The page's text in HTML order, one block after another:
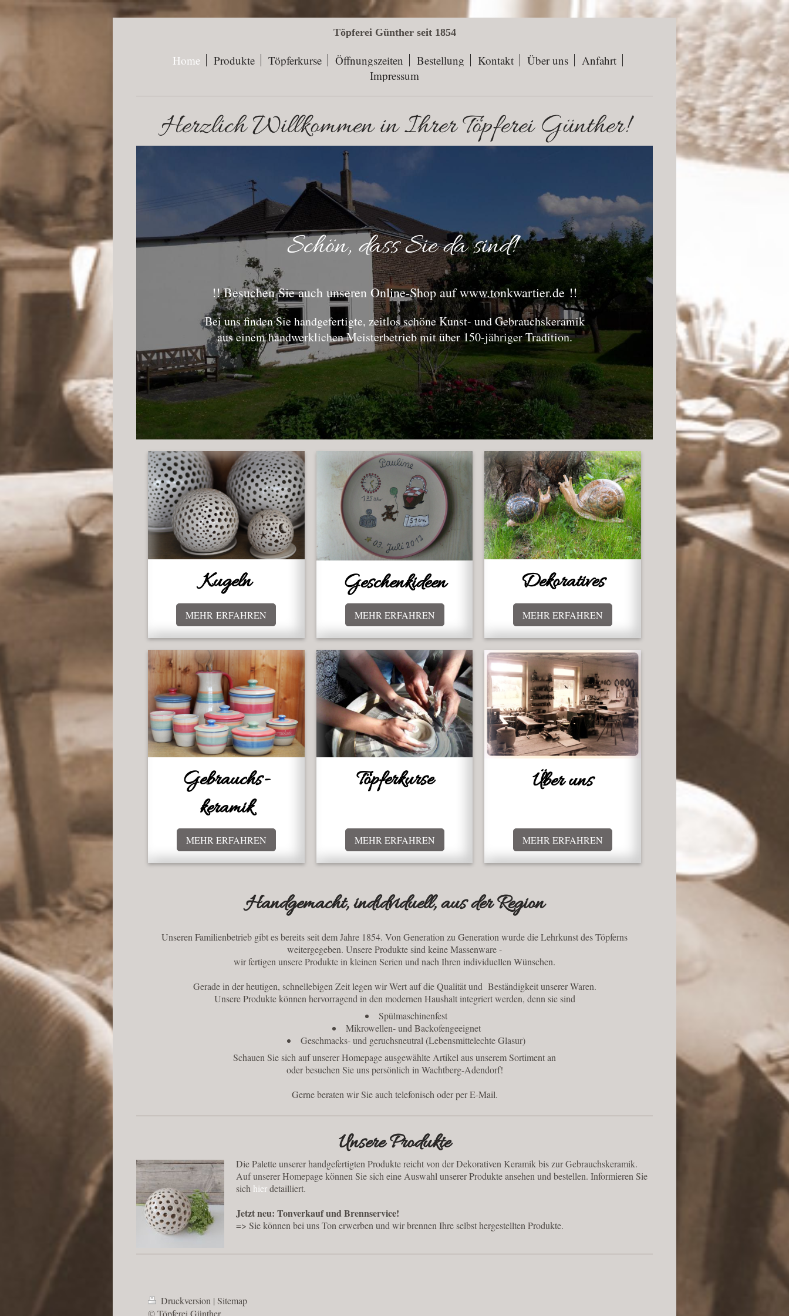
Töpferei Günther seit 1854
Home Produkte Töpferkurse Öffnungszeiten Bestellung Kontakt Über uns
Anfahrt
Impressum
Herzlich Willkommen in Ihrer Töpferei Günther!
Schön, dass Sie da sind!
!! Besuchen Sie auch unseren Online-Shop aufwww.tonkwartier.de !!
Bei uns finden Sie handgefertigte, zeitlos schöne Kunst- und Gebrauchskeramik
aus einem handwerklichen Meisterbetrieb mit über 150-jähriger Tradition.
Kugeln
MEHR ERFAHREN
Geschenkideen
MEHR ERFAHREN
Dekoratives
MEHR ERFAHREN
Gebrauchs-
keramik
MEHR ERFAHREN
Töpferkurse
MEHR ERFAHREN
Über uns
MEHR ERFAHREN
Handgemacht, indidviduell, aus der Region
Unseren Familienbetrieb gibt es bereits seit dem Jahre 1854. Von Generation zu Generation wurde die Lehrkunst des Töpferns
weitergegeben. Unsere Produkte sind keine Massenware -
wir fertigen unsere Produkte in kleinen Serien und nach Ihren individuellen Wünschen.
Gerade in der heutigen, schnellebigen Zeit legen wir Wert auf die Qualität und Beständigkeit unserer Waren .
Unsere Produkte können hervorragend in den modernen Haushalt integriert werden, denn sie sind
Spülmaschinenfest
Mikrowellen- und Backofengeeignet
Geschmacks- und geruchsneutral (Lebensmittelechte Glasur)
Schauen Sie sich auf unserer Homepage ausgewählte Artikel aus unserem Sortiment an
oder besuchen Sie uns persönlich in Wachtberg-Adendorf!
Gerne beraten wir Sie auch telefonisch oder per E-Mail.
Unsere Produkte
Die Palette unserer handgefertigten Produkte reicht von der Dekorativen Keramik bis zur Gebrauchskeramik.
Auf unserer Homepage können Sie sich eine Auswahl unserer Produkte ansehen und bestellen. Informieren Sie
sich hierdetailliert.
Jetzt neu: Tonverkauf und Brennservice!
=> Sie können bei uns Ton erwerben und wir brennen Ihre selbst hergestellten Produkte.
Druckversion | Sitemap
© Töpferei Günther